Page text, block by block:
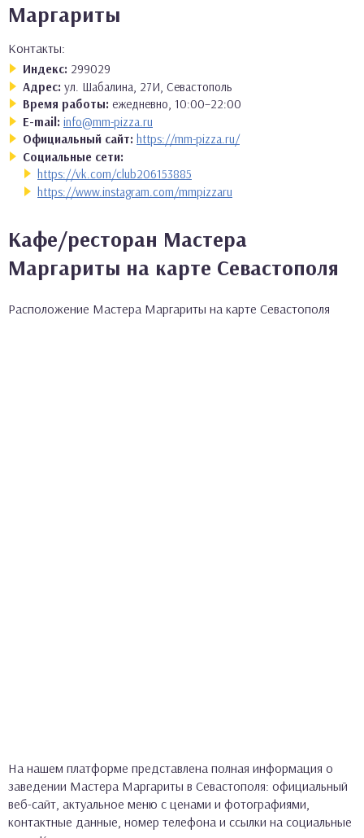
Маргариты
Контакты:
Индекс: 299029
Адрес: ул. Шабалина, 27И, Севастополь
Время работы: ежедневно, 10:00–22:00
E-mail: info@mm-pizza.ru
Официальный сайт: https://mm-pizza.ru/
Социальные сети:
https://vk.com/club206153885
https://www.instagram.com/mmpizzaru
Кафе/ресторан Мастера
Маргариты на карте Севастополя
Расположение Мастера Маргариты на карте Севастополя
На нашем платформе представлена полная информация о
заведении Мастера Маргариты в Севастополя: официальный
веб-сайт, актуальное меню с ценами и фотографиями,
контактные данные, номер телефона и ссылки на социальные